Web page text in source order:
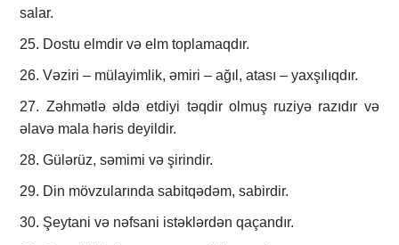
salar.
25. Dostu elmdir və elm toplamaqdır.
26. Vəziri – mülayimlik, əmiri – ağıl, atası – yaxşılıqdır.
27. Zəhmətlə əldə etdiyi təqdir olmuş ruziyə razıdır və
əlavə mala həris deyildir.
28. Gülərüz, səmimi və şirindir.
29. Din mövzularında sabitqədəm, sabirdir.
30. Şeytani və nəfsani istəklərdən qaçandır.